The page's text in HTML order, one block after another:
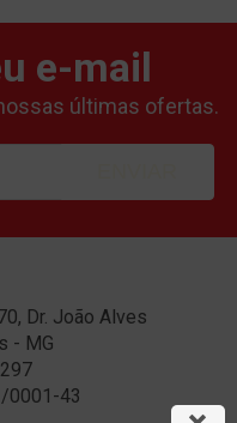
e-mail
últimas ofertas.
Dr. João Alves
- MG
0001-43